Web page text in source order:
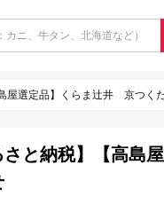
屋選定品】くらま辻井 京つく
さと納税】【高